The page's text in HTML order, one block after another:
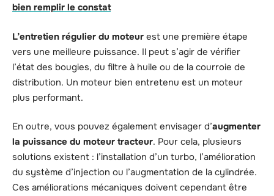
bien remplir le constat
L’entretien régulier du moteur est une première étape
vers une meilleure puissance. Il peut s’agir de vérifier
l’état des bougies, du filtre à huile ou de la courroie de
distribution. Un moteur bien entretenu est un moteur
plus performant.
En outre, vous pouvez également envisager d’augmenter
la puissance du moteur tracteur. Pour cela, plusieurs
solutions existent : l’installation d’un turbo, l’amélioration
du système d’injection ou l’augmentation de la cylindrée.
Ces améliorations mécaniques doivent cependant être